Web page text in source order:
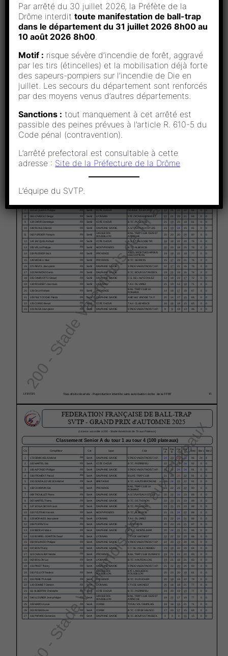
Par arrêté du 30 juillet 2026, la Préfète de la
Drôme interdittoute manifestation de ball-trap
dans le département du 31 juillet 2026 8h00 au
10 août 2026 8h00.
Motif : risque sévère d’incendie de forêt, aggravé
par les tirs (étincelles) et la mobilisation déjà forte
des sapeurs-pompiers sur l’incendie de Die en
juillet. Les secours du département sont renforcés
par des moyens venus d’autres départements.
Sanctions : tout manquement à cet arrêté est
passible des peines prévues à l’article R. 610-5 du
Code pénal (contravention).
L’arrêté prefectoral est consultable à cette
adresse : Site de la Préfecture de la Drôme
L’équipe du SVTP.